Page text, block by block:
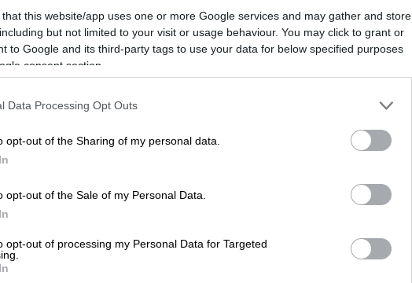
that this website/app uses one or more Google services and may gather and store
but not limited to your visit or usage behaviour. You may click to grant or
to Google and its third-party tags to use your data for below specified purposes
consent section.
Data Processing Opt Outs
opt-out of the Sharing of my personal data.
opt-out of the Sale of my Personal Data.
opt-out of processing my Personal Data for Targeted
και είπε πως «όταν κλέβετε πράγματα
εκπλαγείτε αν αργά ή γρήγορα κάποιος
θέλω πίσω”. Πλέον υπάρχειμικρή ανοχή
και η στάσητου Βρετανικού Μουσείου
πρόθεση «να υποστηριχθούν οι
σχετικά με τον
μια πολύ ευαίσθητη συμφωνία και
την ολοκλήρωσή του».